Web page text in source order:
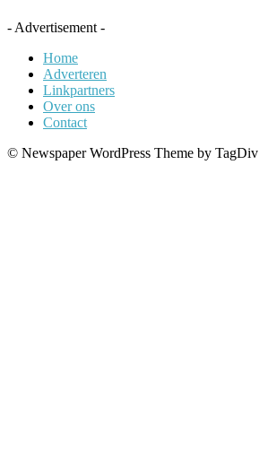
- Advertisement -
Home
Adverteren
Linkpartners
Over ons
Contact
© Newspaper WordPress Theme by TagDiv